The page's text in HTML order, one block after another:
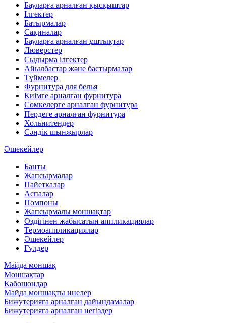
Бауларға арналған қысқыштар
Ілгектер
Батырмалар
Сақиналар
Бауларға арналған ұштықтар
Люверстер
Сыдырма ілгектер
Айылбастар және бастырмалар
Түймелер
Фурнитура для белья
Киімге арналған фурнитура
Сөмкелерге арналған фурнитура
Пердеге арналған фурнитура
Хольнитендер
Сәндік шынжырлар
Әшекейлер
Банты
Жапсырмалар
Пайеткалар
Аспалар
Помпоны
Жапсырмалы моншақтар
Өздігінен жабысатын аппликациялар
Термоаппликациялар
Әшекейлер
Гүлдер
Майда моншақ
Моншақтар
Кабошондар
Майда моншақты инелер
Бижутерияға арналған дайындамалар
Бижутерияға арналған негіздер